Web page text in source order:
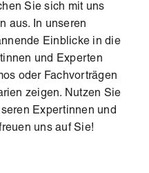
Sie sich mit uns
aus. In unseren
Einblicke in die
und Experten
oder Fachvorträgen
zeigen. Nutzen Sie
Expertinnen und
uns auf Sie!